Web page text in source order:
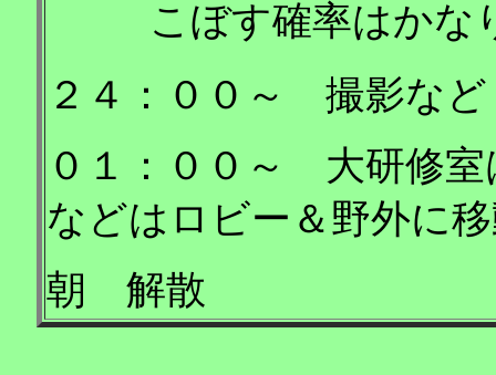
こぼす確率はかな
２４：００～ 撮影など
０１：００～ 大研修室
などはロビー＆野外に
朝 解散